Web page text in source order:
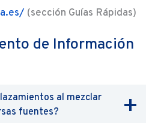
(sección Guías Rápidas)
de Información
al mezclar
fuentes?